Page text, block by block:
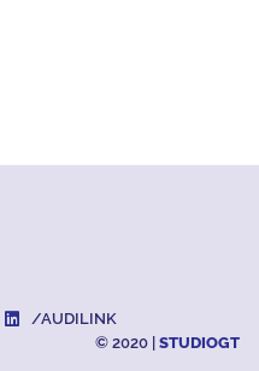
/AUDILINK
© 2020 | STUDIOGT